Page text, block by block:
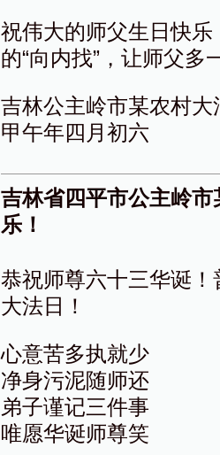
祝伟大的师父生日快
的“向内找”，让师父
吉林公主岭市某农村大
甲午年四月初六
吉林省四平市公主岭
乐！
恭祝师尊六十三华诞
大法日！
心意苦多执就少
净身污泥随师还
弟子谨记三件事
唯愿华诞师尊笑